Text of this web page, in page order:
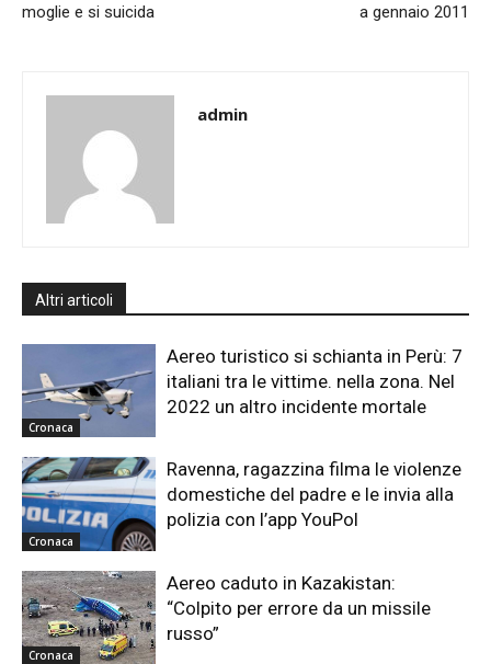
moglie e si suicida
a gennaio 2011
admin
Altri articoli
Cronaca
Aereo turistico si schianta in Perù: 7
italiani tra le vittime. nella zona. Nel
2022 un altro incidente mortale
Cronaca
Ravenna, ragazzina filma le violenze
domestiche del padre e le invia alla
polizia con l’app YouPol
Cronaca
Aereo caduto in Kazakistan:
“Colpito per errore da un missile
russo”